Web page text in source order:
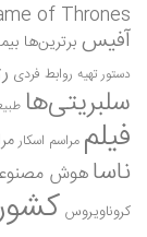
of Thrones
آفیس برترین‌ها
دستور تهیه روابط فردی
سلبریتی‌ها
فیلم مراسم اسکار
ناساهوش
کروناویروس